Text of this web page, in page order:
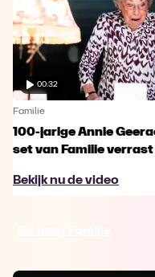
00:32
Familie
100-jarige Annie
set van Familie verrast
Bekijk nu de video